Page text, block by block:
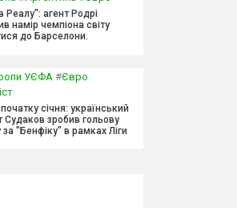
Реалу": агент Родрі
намір чемпіона світу
до Барселони.
УЄФА #Євро
січня: український
Судаков зробив гольову
"Бенфіку" в рамках Ліги